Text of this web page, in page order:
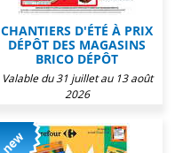
CHANTIERS D'ÉTÉ À PRIX
DÉPÔT DES MAGASINS
BRICO DÉPÔT
Valable du 31 juillet au 13 août
2026